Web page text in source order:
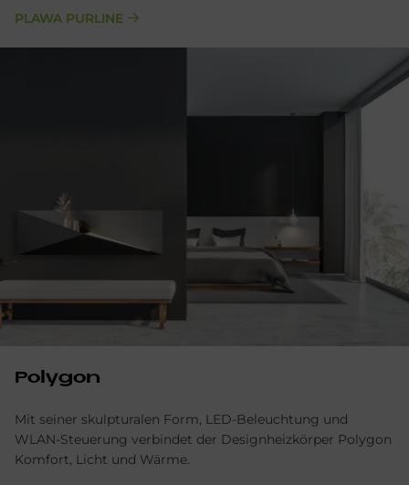
PLAWA PURLINE
Polygon
Mit seiner skulpturalen Form, LED-Beleuchtung und
WLAN-Steuerung verbindet der Designheizkörper Polygon
Komfort, Licht und Wärme.